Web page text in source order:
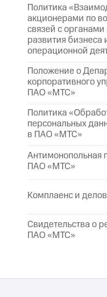
Политика
акционерами по
связей с органами
развития бизнеса
операционной
Положение о
корпоративного
ПАО «МТС»
Политика
персональных
в ПАО «МТС»
Антимонопольная
ПАО «МТС»
Комплаенс и
Свидетельства о
ПАО «МТС»